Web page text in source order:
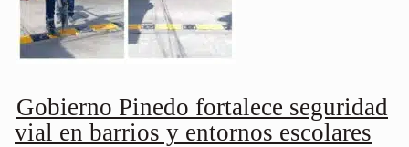
Gobierno Pinedo fortalece seguridad
vial en barrios y entornos escolares